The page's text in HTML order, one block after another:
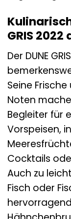
GRIS
Der DUNE
Seine
Noten
Begleiter für
Vorspeisen,
Cocktails
Auch zu
Fisch oder